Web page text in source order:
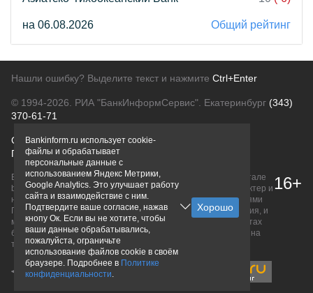
на 06.08.2026 Общий рейтинг
Нашли ошибку? Выделите текст и нажмите Ctrl+Enter
© 1994-2026. РИА "БанкИнформСервис". Екатеринбург (343)
370-61-71
О проектеПолитика конфиденциальности
Правовая информацияДля рекламодателей
Вся информация о продуктах банков, размещенная на портале
bankinform.ru, носит исключительно ознакомительный характер и
не является публичной офертой, определяемой положениями
ГК РФ. Информация не содержит точного и полного описания, и
может быть изменена. Конечные условия уточняйте на сайтах
банков или при личном обращении. Исключительное право на
товарные знаки принадлежит их правообладателям.
16+
Bankinform.ru использует cookie-
файлы и обрабатывает
персональные данные с
использованием Яндекс Метрики,
Google Analytics. Это улучшает работу
сайта и взаимодействие с ним.
Подтвердите ваше согласие, нажав
кнопу Ок. Если вы не хотите, чтобы
ваши данные обрабатывались,
пожалуйста, ограничьте
использование файлов cookie в своём
браузере. Подробнее в Политике
конфиденциальности.